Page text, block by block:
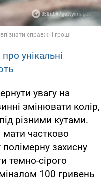
унікальні
увагу на
змінювати колір,
різними кутами.
мати частково
захисну
темно-сірого
100 гривень